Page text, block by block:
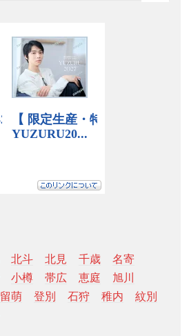
北斗 北見 千歳
名寄
小樽 帯広 恵庭
旭川
留萌 登別 石狩 稚内
紋別